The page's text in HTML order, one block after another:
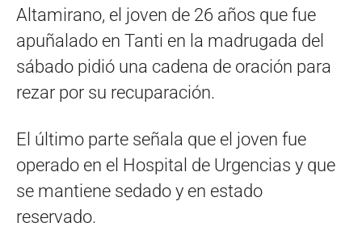
Altamirano, el joven de 26 años que fue
apuñalado en Tanti en la madrugada del
sábado pidió una cadena de oración para
rezar por su recuparación.
El último parte señala que el joven fue
operado en el Hospital de Urgencias y que
se mantiene sedado y en estado
reservado.